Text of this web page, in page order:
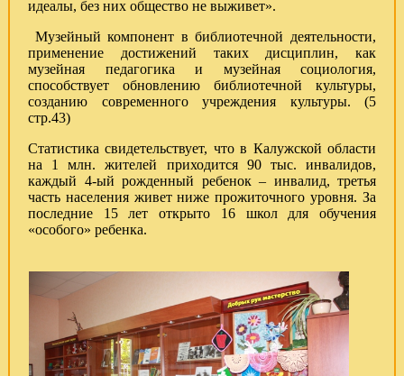
идеалы, без них общество не выживет».
Музейный компонент в библиотечной деятельности,
применение достижений таких дисциплин, как
музейная педагогика и музейная социология,
способствует обновлению библиотечной культуры,
созданию современного учреждения культуры. (5
стр.43)
Статистика свидетельствует, что в Калужской области
на 1 млн. жителей приходится 90 тыс. инвалидов,
каждый 4-ый рожденный ребенок – инвалид, третья
часть населения живет ниже прожиточного уровня. За
последние 15 лет открыто 16 школ для обучения
«особого» ребенка.